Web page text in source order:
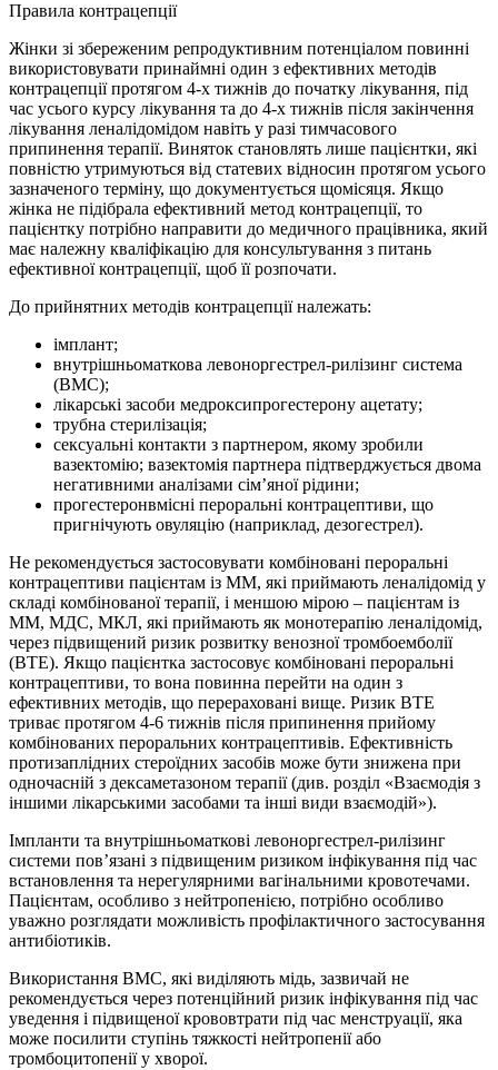
Правила контрацепції
Жінки зі збереженим репродуктивним потенціалом повинні
використовувати принаймні один з ефективних методів
контрацепції протягом 4-х тижнів до початку лікування, під
час усього курсу лікування та до 4-х тижнів після закінчення
лікування леналідомідом навіть у разі тимчасового
припинення терапії. Виняток становлять лише пацієнтки, які
повністю утримуються від статевих відносин протягом усього
зазначеного терміну, що документується щомісяця. Якщо
жінка не підібрала ефективний метод контрацепції, то
пацієнтку потрібно направити до медичного працівника, який
має належну кваліфікацію для консультування з питань
ефективної контрацепції, щоб її розпочати.
До прийнятних методів контрацепції належать:
імплант;
внутрішньоматкова левоноргестрел-рилізинг система
(ВМС);
лікарські засоби медроксипрогестерону ацетату;
трубна стерилізація;
сексуальні контакти з партнером, якому зробили
вазектомію; вазектомія партнера підтверджується двома
негативними аналізами сім’яної рідини;
прогестеронвмісні пероральні контрацептиви, що
пригнічують овуляцію (наприклад, дезогестрел).
Не рекомендується застосовувати комбіновані пероральні
контрацептиви пацієнтам із ММ, які приймають леналідомід у
складі комбінованої терапії, і меншою мірою – пацієнтам із
ММ, МДС, МКЛ, які приймають як монотерапію леналідомід,
через підвищений ризик розвитку венозної тромбоемболії
(ВТЕ). Якщо пацієнтка застосовує комбіновані пероральні
контрацептиви, то вона повинна перейти на один з
ефективних методів, що перераховані вище. Ризик ВТЕ
триває протягом 4‑6 тижнів після припинення прийому
комбінованих пероральних контрацептивів. Ефективність
протизаплідних стероїдних засобів може бути знижена при
одночасній з дексаметазоном терапії (див. розділ «Взаємодія з
іншими лікарськими засобами та інші види взаємодій»).
Імпланти та внутрішньоматкові левоноргестрел-рилізинг
системи пов’язані з підвищеним ризиком інфікування під час
встановлення та нерегулярними вагінальними кровотечами.
Пацієнтам, особливо з нейтропенією, потрібно особливо
уважно розглядати можливість профілактичного застосування
антибіотиків.
Використання ВМС, які виділяють мідь, зазвичай не
рекомендується через потенційний ризик інфікування під час
уведення і підвищеної крововтрати під час менструації, яка
може посилити ступінь тяжкості нейтропенії або
тромбоцитопенії у хворої.